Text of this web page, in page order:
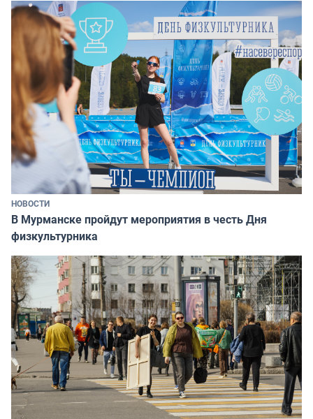
НОВОСТИ
В Мурманске пройдут мероприятия в честь Дня
физкультурника